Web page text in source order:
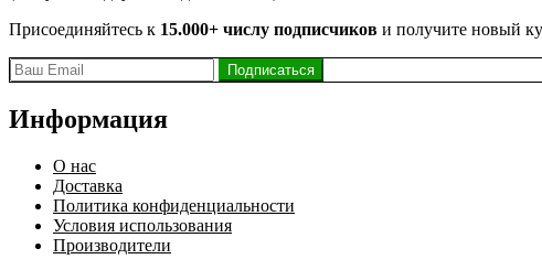
Присоединяйтесь к 15.000+ числу подписчиков и получите новый
Информация
О нас
Доставка
Политика конфиденциальности
Условия использования
Производители